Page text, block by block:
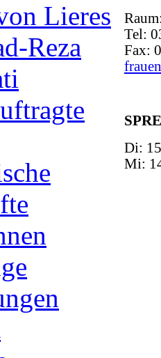
Lieres
Reza
Tel:
Fax:
Di:
Mi: